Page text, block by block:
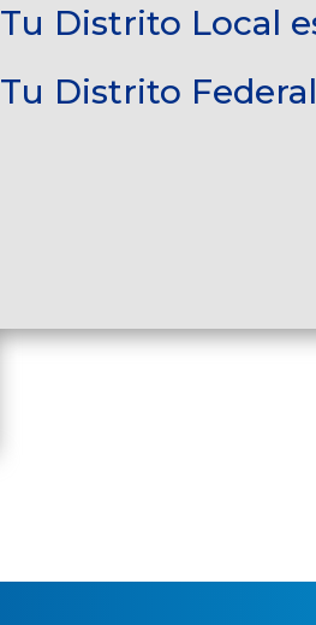
Tu Distrito Local
Tu Distrito